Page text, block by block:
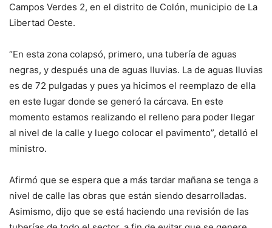
Campos Verdes 2, en el distrito de Colón, municipio de La
Libertad Oeste.
“En esta zona colapsó, primero, una tubería de aguas
negras, y después una de aguas lluvias. La de aguas lluvias
es de 72 pulgadas y pues ya hicimos el reemplazo de ella
en este lugar donde se generó la cárcava. En este
momento estamos realizando el relleno para poder llegar
al nivel de la calle y luego colocar el pavimento”, detalló el
ministro.
Afirmó que se espera que a más tardar mañana se tenga a
nivel de calle las obras que están siendo desarrolladas.
Asimismo, dijo que se está haciendo una revisión de las